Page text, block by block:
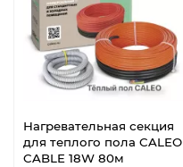
Нагревательная секция
для теплого пола CALEO
CABLE 18W 80м